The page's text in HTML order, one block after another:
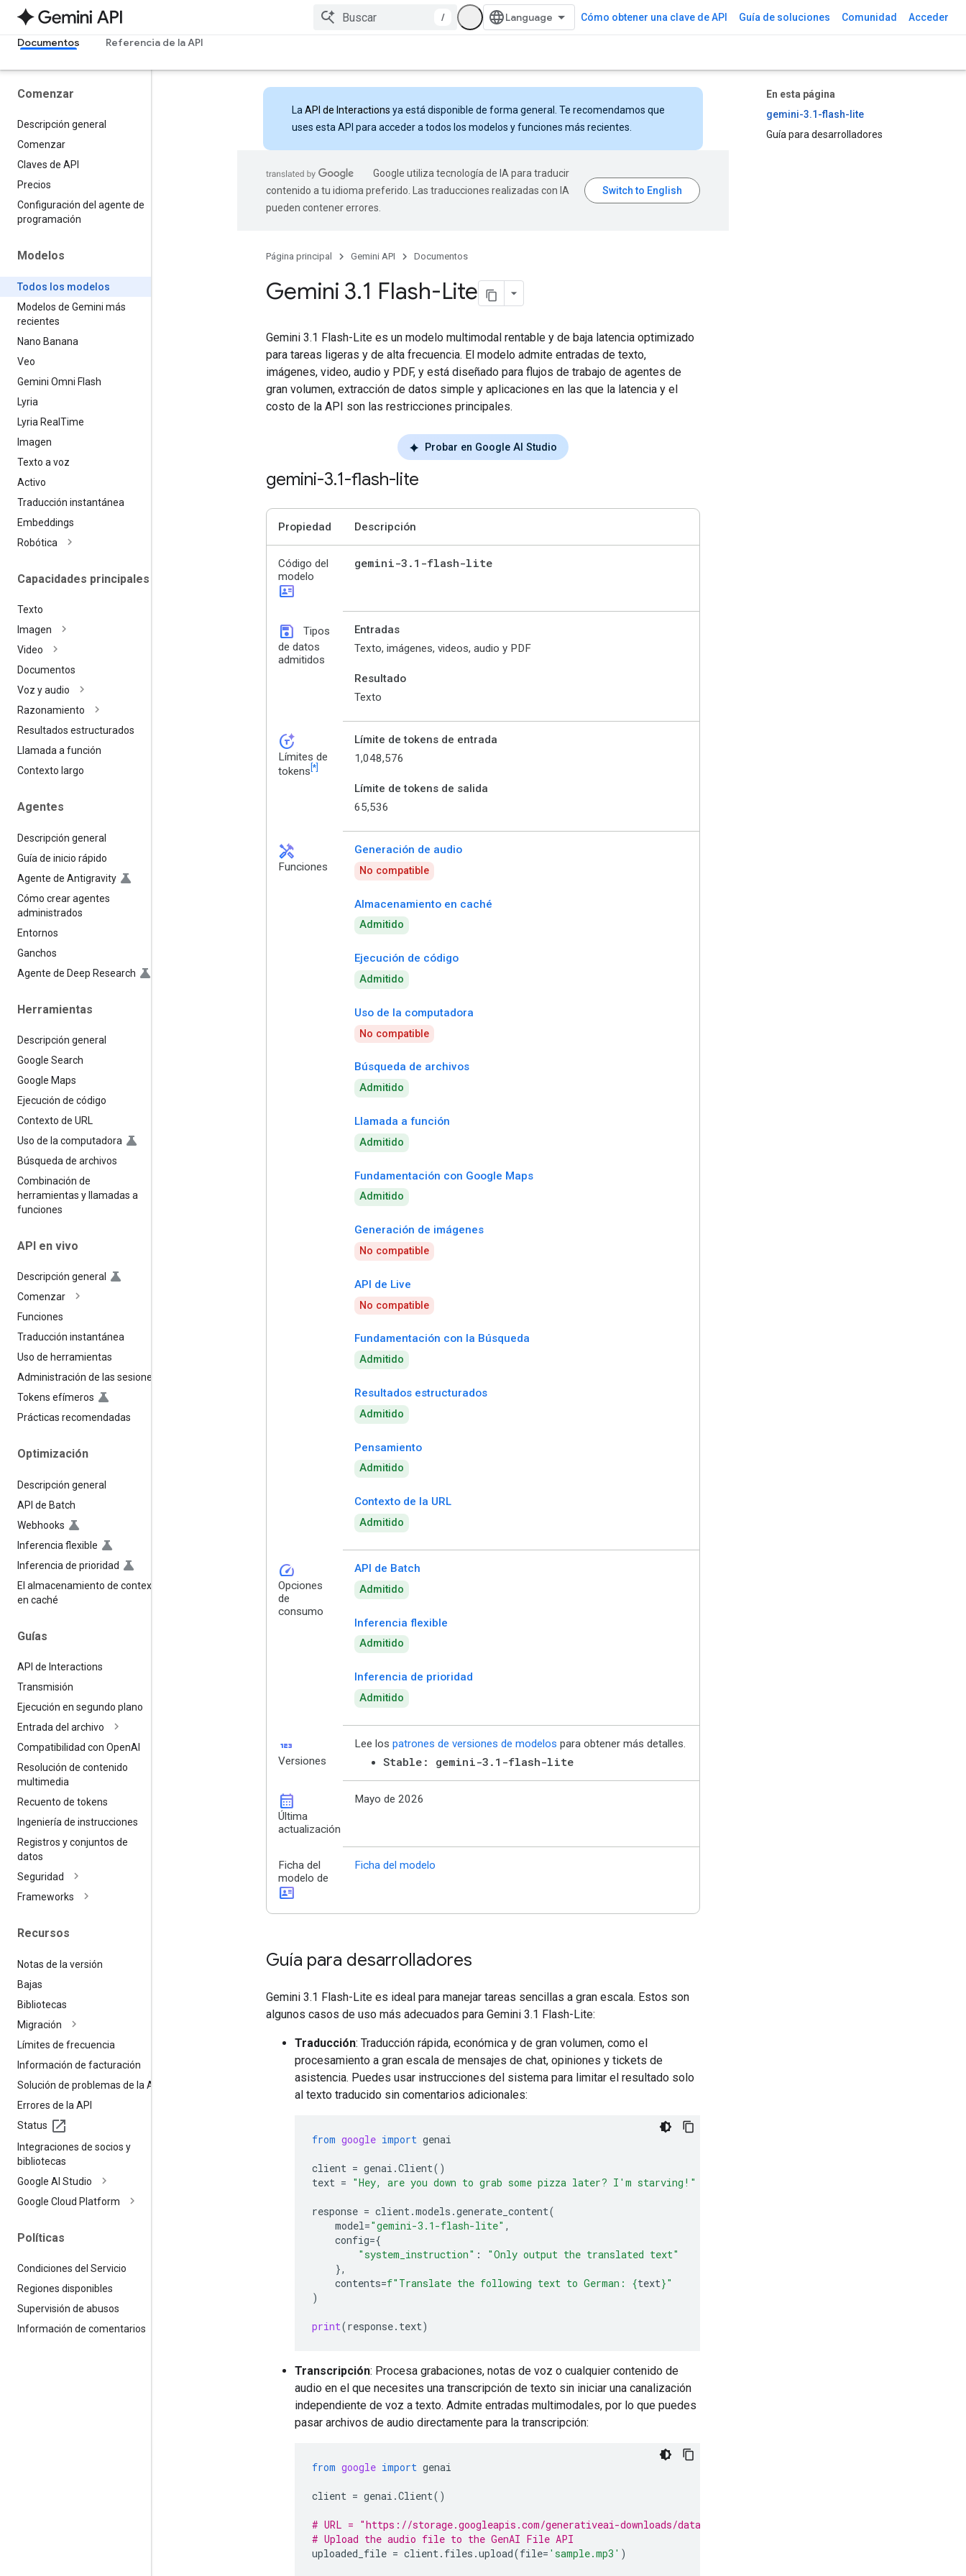
/ Cómo obtener una clave de API Guía de soluciones Comunidad Acceder
Documentos Referencia de la API
Comenzar
Descripción general
Comenzar
Claves de API
Precios
Configuración del agente de
programación
Modelos
Todos los modelos
Modelos de Gemini más
recientes
Nano Banana
Veo
Gemini Omni Flash
Lyria
Lyria Real Time
Imagen
Texto a voz
Activo
Traducción instantánea
Embeddings
Robótica
Capacidades principales
Texto
Imagen
Video
Documentos
Voz y audio
Razonamiento
Resultados estructurados
Llamada a función
Contexto largo
Agentes
Descripción general
Guía de inicio rápido
Agente de Antigravity
Cómo crear agentes
administrados
Entornos
Ganchos
Agente de Deep Research
Herramientas
Descripción general
Google Search
Google Maps
Ejecución de código
Contexto de URL
Uso de la computadora
Búsqueda de archivos
Combinación de
herramientas y llamadas a
funciones
API en vivo
Descripción general
Comenzar
Funciones
Traducción instantánea
Uso de herramientas
Administración de las sesiones
Tokens efímeros
Prácticas recomendadas
Optimización
Descripción general
API de Batch
Webhooks
Inferencia flexible
Inferencia de prioridad
El almacenamiento de contexto
en caché
Guías
API de Interactions
Transmisión
Ejecución en segundo plano
Entrada del archivo
Compatibilidad con OpenAI
Resolución de contenido
multimedia
Recuento de tokens
Ingeniería de instrucciones
Registros y conjuntos de
datos
Seguridad
Frameworks
Recursos
Notas de la versión
Bajas
Bibliotecas
Migración
Límites de frecuencia
Información de facturación
Solución de problemas de la API
Errores de la API
Status
Integraciones de socios y
bibliotecas
Google AI Studio
Google Cloud Platform
Políticas
Condiciones del Servicio
Regiones disponibles
Supervisión de abusos
Información de comentarios
En esta página
gemini-3.1-flash-lite
Guía para desarrolladores
La API de Interactions ya está disponible de forma general. Te recomendamos que
uses esta API para acceder a todos los modelos y funciones más recientes.
Google utiliza tecnología de IA para traducir
contenido a tu idioma preferido. Las traducciones realizadas con IA
pueden contener errores.
Página principal Gemini API Documentos
Gemini 3.1 Flash-Lite
Gemini 3.1 Flash-Lite es un modelo multimodal rentable y de baja latencia optimizado
para tareas ligeras y de alta frecuencia. El modelo admite entradas de texto,
imágenes, video, audio y PDF, y está diseñado para flujos de trabajo de agentes de
gran volumen, extracción de datos simple y aplicaciones en las que la latencia y el
costo de la API son las restricciones principales.
Probar en Google AI Studio
gemini-3.1-flash-lite
Propiedad Descripción
Código del
modelo
id_card
gemini-3 . 1-flash-lite
save
Tipos
de datos
admitidos
Entradas
Texto, imágenes, videos, audio y PDF
Resultado
Texto
token_auto
Límites de
tokens [*]
Límite de tokens de entrada
1,048,576
Límite de tokens de salida
65,536
handyman
Funciones
Generación de audio
No compatible
Almacenamiento en caché
Admitido
Ejecución de código
Admitido
Uso de la computadora
No compatible
Búsqueda de archivos
Admitido
Llamada a función
Admitido
Fundamentación con Google Maps
Admitido
Generación de imágenes
No compatible
API de Live
No compatible
Fundamentación con la Búsqueda
Admitido
Resultados estructurados
Admitido
Pensamiento
Admitido
Contexto de la URL
Admitido
speed
Opciones
de
consumo
API de Batch
Admitido
Inferencia flexible
Admitido
Inferencia de prioridad
Admitido
123
Versiones
Lee los patrones de versiones de modelos para obtener más detalles.
Stable: gemini-3.1-flash-lite
calendar_month
Última
actualización
Mayo de 2026
Ficha del
modelo de
id_card
Ficha del modelo
Guía para desarrolladores
Gemini 3.1 Flash-Lite es ideal para manejar tareas sencillas a gran escala. Estos son
algunos casos de uso más adecuados para Gemini 3.1 Flash-Lite:
Traducción: Traducción rápida, económica y de gran volumen, como el
procesamiento a gran escala de mensajes de chat, opiniones y tickets de
asistencia. Puedes usar instrucciones del sistema para limitar el resultado solo
al texto traducido sin comentarios adicionales:
from google import genai
client = genai .Client()
text = "Hey, are you down to grab some pizza later? I'm starving!"
response = client.models .generate_content(
model="gemini-3.1-flash-lite" ,
config={
"system_instruction" :
"Only output the translated text"
},
contents=f"Translate the following text to German: {text}"
)
print(response. text)
Transcripción: Procesa grabaciones, notas de voz o cualquier contenido de
audio en el que necesites una transcripción de texto sin iniciar una canalización
independiente de voz a texto. Admite entradas multimodales, por lo que puedes
pasar archivos de audio directamente para la transcripción:
from google import genai
client = genai .Client()
# URL = "https://storage.googleapis.com/generativeai-downloads/data/
# Upload the audio file to the GenAI File API
uploaded_file = client. files .upload(file= 'sample.mp3' )